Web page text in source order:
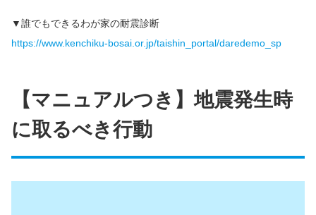
▼誰でもできるわが家の耐震診断
https://www.kenchiku-bosai.or.jp/taishin_portal/daredemo_sp
【マニュアルつき】地震発生時
に取るべき行動